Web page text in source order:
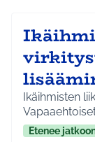
Ikäihmisten
Etenee